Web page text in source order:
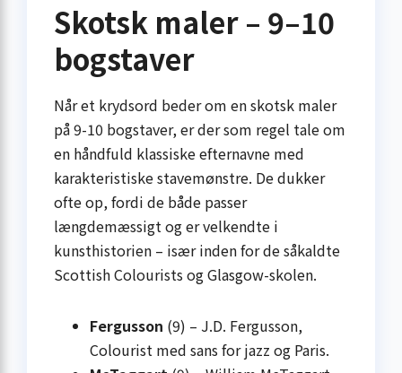
Skotsk maler – 9–10
bogstaver
Når et krydsord beder om en skotsk maler
på 9-10 bogstaver, er der som regel tale om
en håndfuld klassiske efternavne med
karakteristiske stavemønstre. De dukker
ofte op, fordi de både passer
længdemæssigt og er velkendte i
kunsthistorien – især inden for de såkaldte
Scottish Colourists og Glasgow-skolen.
Fergusson (9) – J.D. Fergusson,
Colourist med sans for jazz og Paris.